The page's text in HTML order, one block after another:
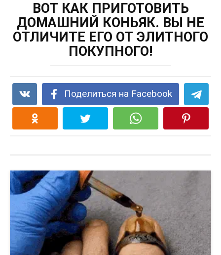
ВОТ КАК ПРИГОТОВИТЬ
ДОМАШНИЙ КОНЬЯК. ВЫ НЕ
ОТЛИЧИТЕ ЕГО ОТ ЭЛИТНОГО
ПОКУПНОГО!
Поделиться на Facebook